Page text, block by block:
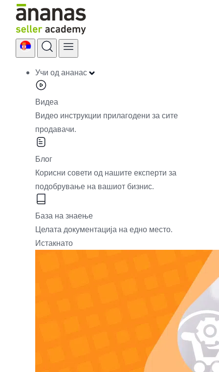
Skip
content
Учи од ананас
Видеа
Видео инструкции прилагодени за сите
продавачи.
Блог
Корисни совети од нашите експерти за
подобрување на вашиот бизнис.
База на знаење
Целата документација на едно место.
Истакнато